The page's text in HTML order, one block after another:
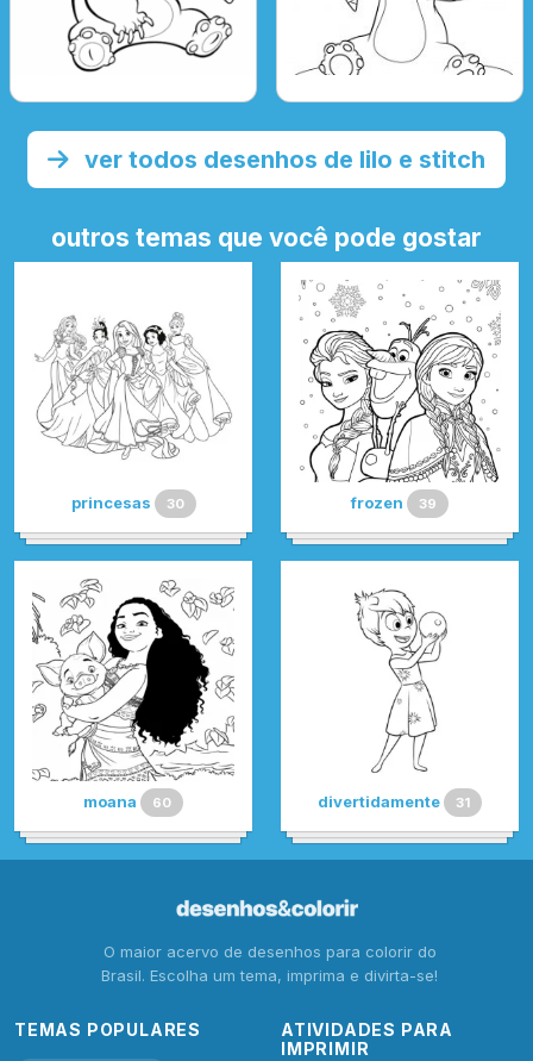
ver todos desenhos de lilo e stitch
outros temas que você pode gostar
princesas 30 frozen 39
moana 60 divertidamente 31
O maior acervo de desenhos para colorir do
Brasil. Escolha um tema, imprima e divirta-se!
TEMAS POPULARES
ATIVIDADES PARA
IMPRIMIR